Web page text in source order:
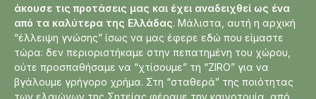
άκουσε τις προτάσεις μας και έχει αναδειχθεί ως ένα
από τα καλύτερα της Ελλάδας. Μάλιστα, αυτή η αρχική
“έλλειψη γνώσης” ίσως να μας έφερε εδώ που είμαστε
τώρα: δεν περιοριστήκαμε στην πεπατημένη του χώρου,
ούτε προσπαθήσαμε να “χτίσουμε” τη “ZIRO” για να
βγάλουμε γρήγορο χρήμα. Στη “σταθερά” της ποιότητας
των ελαιώνων της Σητείας φέραμε την καινοτομία, από